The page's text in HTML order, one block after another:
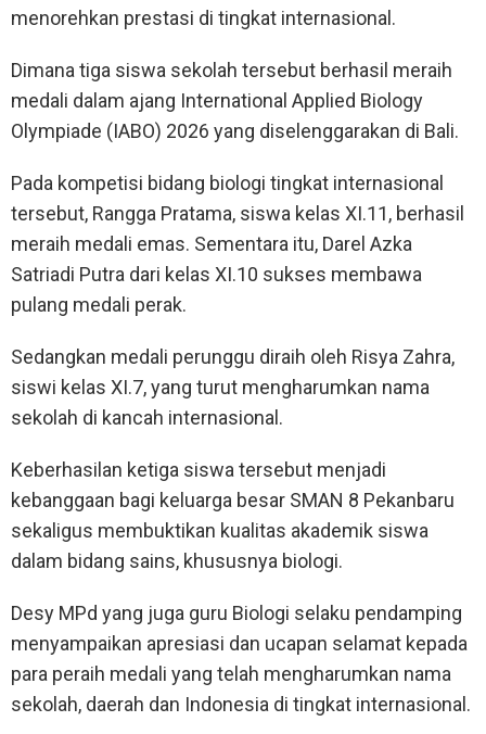
menorehkan prestasi di tingkat internasional.
Dimana tiga siswa sekolah tersebut berhasil meraih
medali dalam ajang International Applied Biology
Olympiade (IABO) 2026 yang diselenggarakan di Bali.
Pada kompetisi bidang biologi tingkat internasional
tersebut, Rangga Pratama, siswa kelas XI.11, berhasil
meraih medali emas. Sementara itu, Darel Azka
Satriadi Putra dari kelas XI.10 sukses membawa
pulang medali perak.
Sedangkan medali perunggu diraih oleh Risya Zahra,
siswi kelas XI.7, yang turut mengharumkan nama
sekolah di kancah internasional.
Keberhasilan ketiga siswa tersebut menjadi
kebanggaan bagi keluarga besar SMAN 8 Pekanbaru
sekaligus membuktikan kualitas akademik siswa
dalam bidang sains, khususnya biologi.
Desy MPd yang juga guru Biologi selaku pendamping
menyampaikan apresiasi dan ucapan selamat kepada
para peraih medali yang telah mengharumkan nama
sekolah, daerah dan Indonesia di tingkat internasional.